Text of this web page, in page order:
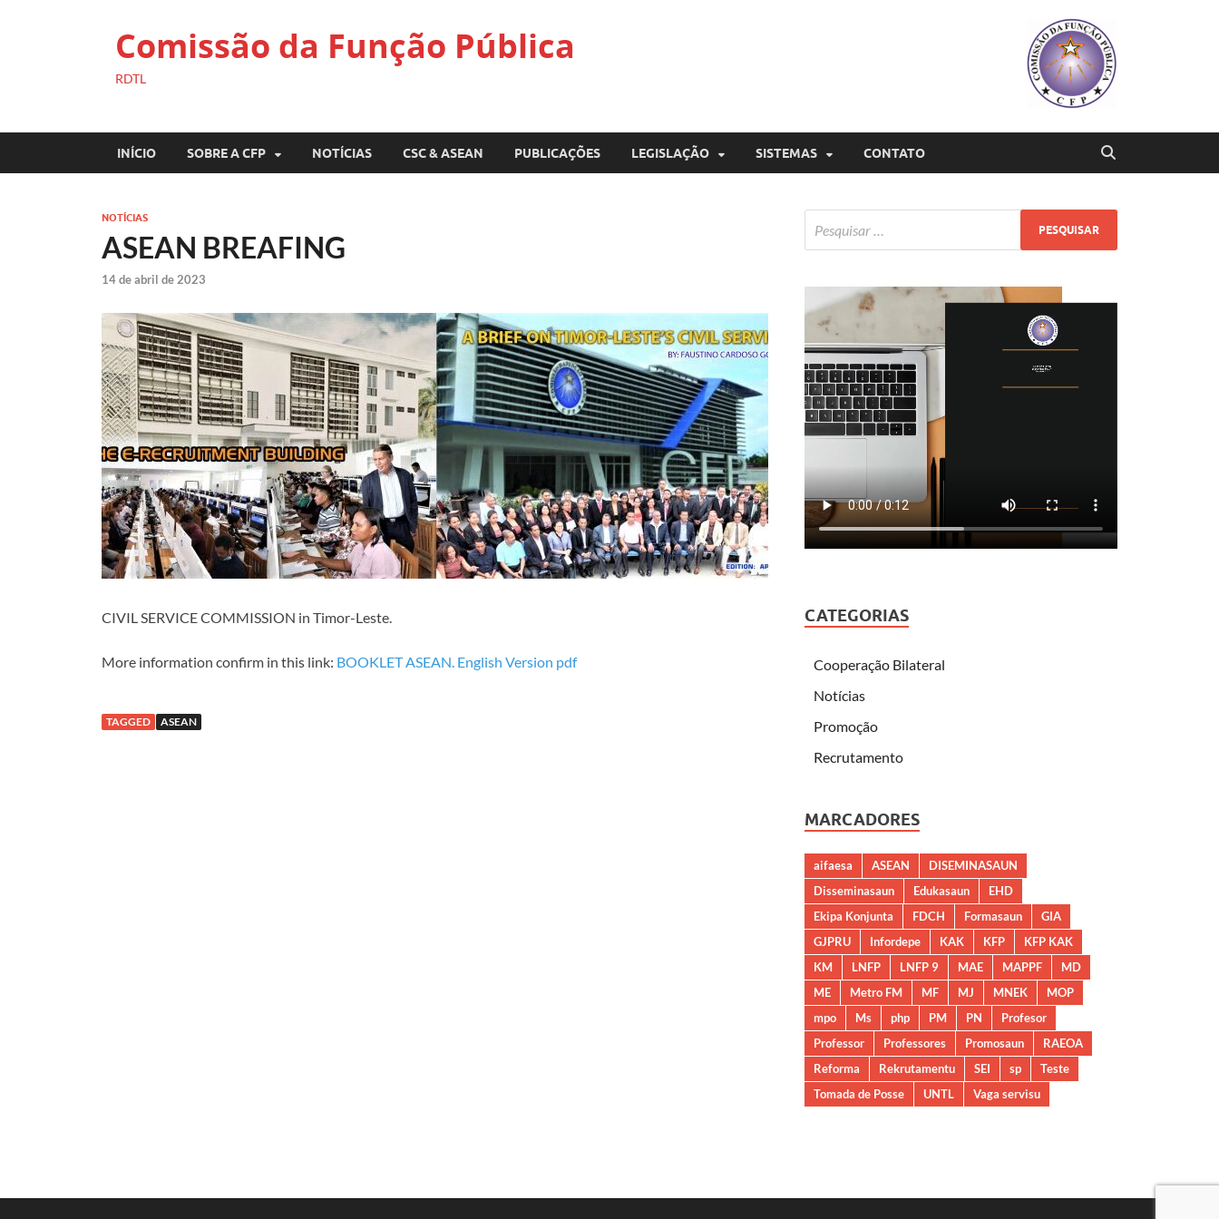
Comissão da Função Pública
RDTL
INÍCIO SOBRE A CFP NOTÍCIAS CSC & ASEAN PUBLICAÇÕES LEGISLAÇÃO SISTEMAS CONTATO
NOTÍCIAS
ASEAN BREAFING
14 de abril de 2023
CIVIL SERVICE COMMISSION in Timor-Leste.
More information confirm in this link: BOOKLET ASEAN. English Version pdf
TAGGED ASEAN
CATEGORIAS
Cooperação Bilateral
Notícias
Promoção
Recrutamento
MARCADORES
aifaesa ASEAN
DISEMINASAUN
Disseminasaun
Edukasaun
EHD
Ekipa Konjunta
FDCH Formasaun
GIA
GJPRU
Infordepe KAK KFP
KFP KAK
KM
LNFP LNFP 9 MAE MAPPF
MD
ME
Metro FM MF MJ MNEK
MOP
mpo
Ms php PM PN
Profesor
Professor
Professores Promosaun
RAEOA
Reforma
Rekrutamentu SEI sp
Teste
Tomada de Posse
UNTL Vaga servisu